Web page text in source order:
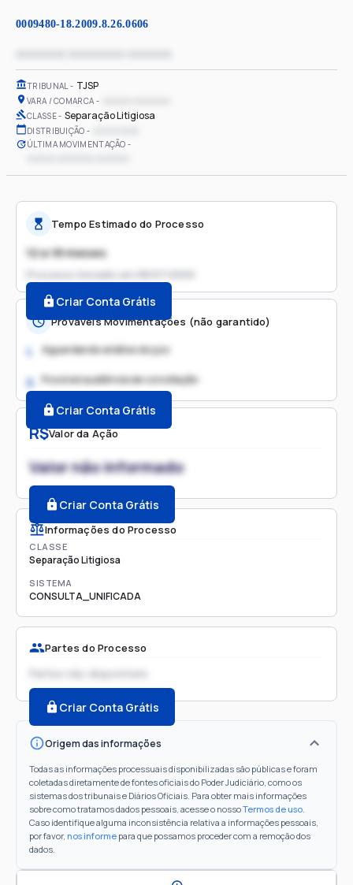
0009480-18.2009.8.26.0606
TRIBUNAL TJSP
VARA / COMARCA
CLASSE Separação Litigiosa
DISTRIBUIÇÃO
ÚLTIMA MOVIMENTAÇÃO
R$Valor da Ação
Valor não informado
Criar Conta Grátis
Informações do Processo
CLASSE
Separação Litigiosa
SISTEMA
CONSULTA_UNIFICADA
Partes do Processo
Partes não disponíveis
Criar Conta Grátis
Origem das informações
Todas as informações processuais disponibilizadas são públicas e foram
coletadas diretamente de fontes oficiais do Poder Judiciário, como os
sistemas dos tribunais e Diários Oficiais. Para obter mais informações
sobre como tratamos dados pessoais, acesse o nossoTermos de uso.
Caso identifique alguma inconsistência relativa a informações pessoais,
por favor, nos informe para que possamos proceder com a remoção dos
dados.
Tempo Estimado do Processo
12 a 18 meses
Processo iniciado em
Criar Conta Grátis
Prováveis Movimentações (não garantido)
1. Aguardando análise do juiz
2. Possível audiência de conciliação
Criar Conta Grátis